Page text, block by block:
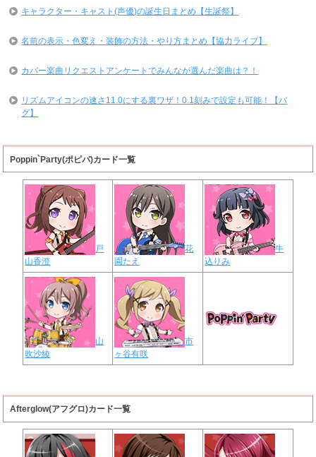
キャラクター・キャスト(声優)の誕生日まとめ【生誕祭】
名前の表示・色変え・装飾の方法・やり方まとめ【協力ライブ】
カバー楽曲リクエストアンケートでみんなが選んだ楽曲は？！
リズムアイコンの速さ11.0にする裏ワザ！0.1刻みで設定も可能！【バ
グ】
Poppin`Party(ポピパ)カード一覧
戸
山香澄
花
園たえ
牛
込りみ
山
吹沙綾
市
ヶ谷有咲
Afterglow(アフグロ)カード一覧